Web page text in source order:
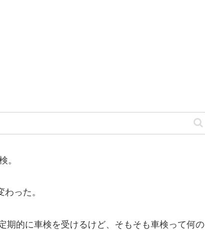
。
った。
的に車検を受けるけど、そもそも車検って何の